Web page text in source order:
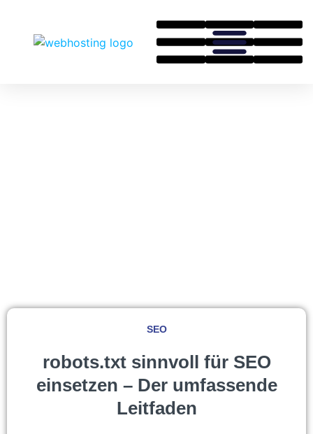
SEO
robots.txt sinnvoll für SEO
einsetzen – Der umfassende
Leitfaden